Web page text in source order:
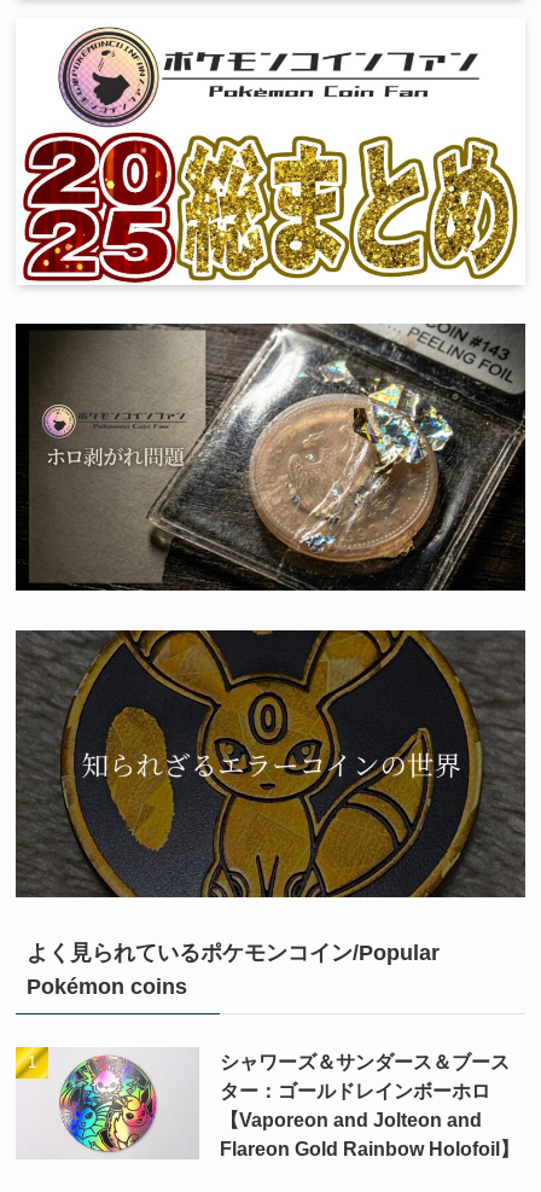
よく見られているポケモンコイン/Popular
Pokémon coins
シャワーズ＆サンダース＆ブース
ター：ゴールドレインボーホロ
【Vaporeon and Jolteon and
Flareon Gold Rainbow Holofoil】